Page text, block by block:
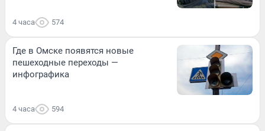
4 часа 574
Где в Омске появятся новые
пешеходные переходы —
инфографика
4 часа 594